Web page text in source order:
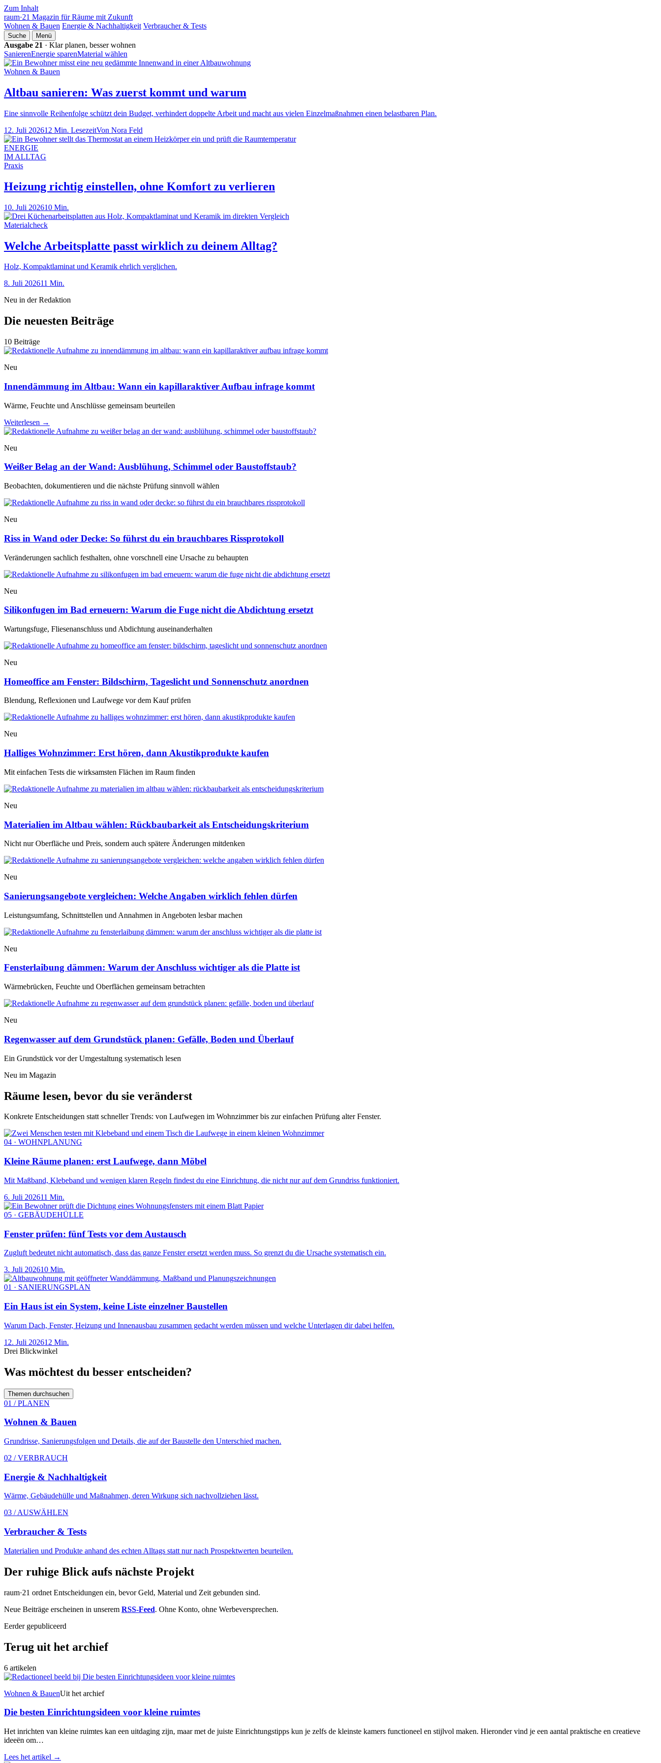
Zum Inhalt
raum·21 Magazin für Räume mit Zukunft
Wohnen & Bauen Energie & Nachhaltigkeit Verbraucher & Tests
Suche Menü
Ausgabe 21 · Klar planen, besser wohnen
SanierenEnergie sparenMaterial wählen
Wohnen & Bauen
Altbau sanieren: Was zuerst kommt und warum
Eine sinnvolle Reihenfolge schützt dein Budget, verhindert doppelte Arbeit und macht aus vielen Einzelmaßnahmen einen belastbaren Plan.
12. Juli 202612 Min. LesezeitVon Nora Feld
ENERGIE
IM ALLTAG
Praxis
Heizung richtig einstellen, ohne Komfort zu verlieren
10. Juli 202610 Min.
Materialcheck
Welche Arbeitsplatte passt wirklich zu deinem Alltag?
Holz, Kompaktlaminat und Keramik ehrlich verglichen.
8. Juli 202611 Min.
Neu in der Redaktion
Die neuesten Beiträge
10 Beiträge
Neu
Innendämmung im Altbau: Wann ein kapillaraktiver Aufbau infrage kommt
Wärme, Feuchte und Anschlüsse gemeinsam beurteilen
Weiterlesen →
Neu
Weißer Belag an der Wand: Ausblühung, Schimmel oder Baustoffstaub?
Beobachten, dokumentieren und die nächste Prüfung sinnvoll wählen
Neu
Riss in Wand oder Decke: So führst du ein brauchbares Rissprotokoll
Veränderungen sachlich festhalten, ohne vorschnell eine Ursache zu behaupten
Neu
Silikonfugen im Bad erneuern: Warum die Fuge nicht die Abdichtung ersetzt
Wartungsfuge, Fliesenanschluss und Abdichtung auseinanderhalten
Neu
Homeoffice am Fenster: Bildschirm, Tageslicht und Sonnenschutz anordnen
Blendung, Reflexionen und Laufwege vor dem Kauf prüfen
Neu
Halliges Wohnzimmer: Erst hören, dann Akustikprodukte kaufen
Mit einfachen Tests die wirksamsten Flächen im Raum finden
Neu
Materialien im Altbau wählen: Rückbaubarkeit als Entscheidungskriterium
Nicht nur Oberfläche und Preis, sondern auch spätere Änderungen mitdenken
Neu
Sanierungsangebote vergleichen: Welche Angaben wirklich fehlen dürfen
Leistungsumfang, Schnittstellen und Annahmen in Angeboten lesbar machen
Neu
Fensterlaibung dämmen: Warum der Anschluss wichtiger als die Platte ist
Wärmebrücken, Feuchte und Oberflächen gemeinsam betrachten
Neu
Regenwasser auf dem Grundstück planen: Gefälle, Boden und Überlauf
Ein Grundstück vor der Umgestaltung systematisch lesen
Neu im Magazin
Räume lesen, bevor du sie veränderst
Konkrete Entscheidungen statt schneller Trends: von Laufwegen im Wohnzimmer bis zur einfachen Prüfung alter Fenster.
04 · WOHNPLANUNG
Kleine Räume planen: erst Laufwege, dann Möbel
Mit Maßband, Klebeband und wenigen klaren Regeln findest du eine Einrichtung, die nicht nur auf dem Grundriss funktioniert.
6. Juli 202611 Min.
05 · GEBÄUDEHÜLLE
Fenster prüfen: fünf Tests vor dem Austausch
Zugluft bedeutet nicht automatisch, dass das ganze Fenster ersetzt werden muss. So grenzt du die Ursache systematisch ein.
3. Juli 202610 Min.
01 · SANIERUNGSPLAN
Ein Haus ist ein System, keine Liste einzelner Baustellen
Warum Dach, Fenster, Heizung und Innenausbau zusammen gedacht werden müssen und welche Unterlagen dir dabei helfen.
12. Juli 202612 Min.
Drei Blickwinkel
Was möchtest du besser entscheiden?
Themen durchsuchen
01 / PLANEN
Wohnen & Bauen
Grundrisse, Sanierungsfolgen und Details, die auf der Baustelle den Unterschied machen.
02 / VERBRAUCH
Energie & Nachhaltigkeit
Wärme, Gebäudehülle und Maßnahmen, deren Wirkung sich nachvollziehen lässt.
03 / AUSWÄHLEN
Verbraucher & Tests
Materialien und Produkte anhand des echten Alltags statt nur nach Prospektwerten beurteilen.
Der ruhige Blick aufs nächste Projekt
raum·21 ordnet Entscheidungen ein, bevor Geld, Material und Zeit gebunden sind.
Neue Beiträge erscheinen in unserem RSS-Feed. Ohne Konto, ohne Werbeversprechen.
Eerder gepubliceerd
Terug uit het archief
6 artikelen
Wohnen & BauenUit het archief
Die besten Einrichtungsideen voor kleine ruimtes
Het inrichten van kleine ruimtes kan een uitdaging zijn, maar met de juiste Einrichtungstipps kun je zelfs de kleinste kamers functioneel en stijlvol maken. Hieronder vind je een aantal praktische en creatieve
ideeën om…
Lees het artikel →